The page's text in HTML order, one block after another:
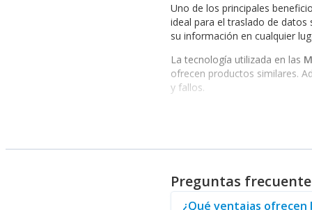
Uno de los principales
ideal para el traslado de
su información en cualquier
La tecnología utilizada en las
ofrecen productos similares.
y fallos.
En conclusión, al optar por las
VERBATIM, asegurando que
Preguntas
¿Qué ventajas ofrecen